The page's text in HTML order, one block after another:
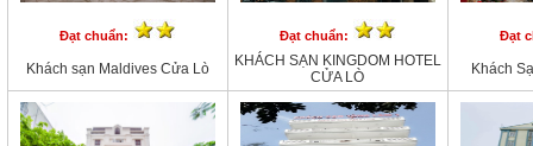
Đạt chuẩn:
Khách sạn Maldives Cửa Lò
Đạt chuẩn:
KHÁCH SẠN KINGDOM HOTEL
CỬA LÒ
Đạt
Khách